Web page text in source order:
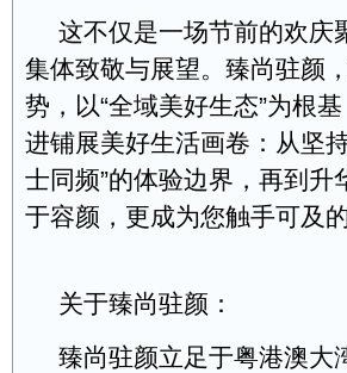
这不仅是一场节前的欢庆
集体致敬与展望。臻尚驻颜
势，以“全域美好生态”为根
进铺展美好生活画卷：从坚
士同频”的体验边界，再到升
于容颜，更成为您触手可及
关于臻尚驻颜：
臻尚驻颜立足于粤港澳大